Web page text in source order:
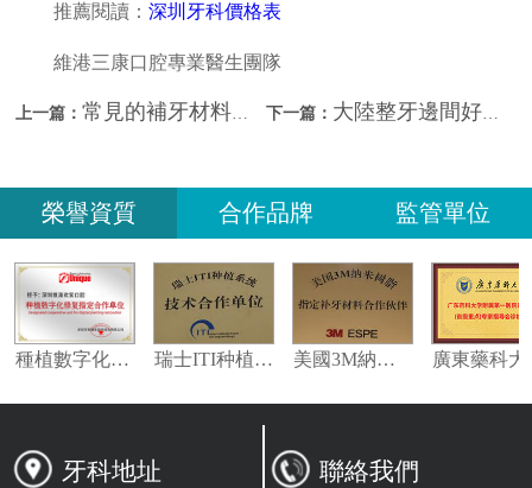
推薦閱讀：深圳牙科價格表
維港三康口腔專業醫生團隊
上一篇：常見的補牙材料？港人上深圳看牙推薦？ 下一篇： 大陸整牙邊間好？深圳補牙價錢？
榮譽資質 合作品牌 監管單位
牙科地址 聯絡我們